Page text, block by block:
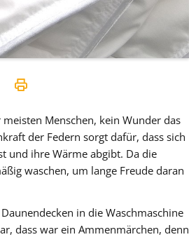
Menschen, kein Wunder das
der Federn sorgt dafür, dass sich
und ihre Wärme abgibt. Da die
waschen, um lange Freude daran
in die Waschmaschine
dass war ein Ammenmärchen, denn